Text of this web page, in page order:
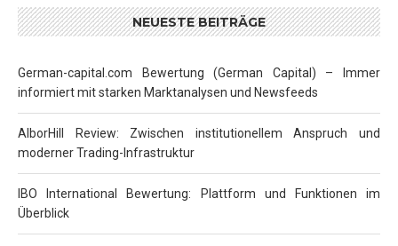
NEUESTE BEITRÄGE
German-capital.com Bewertung (German Capital) – Immer
informiert mit starken Marktanalysen und Newsfeeds
AlborHill Review: Zwischen institutionellem Anspruch und
moderner Trading-Infrastruktur
IBO International Bewertung: Plattform und Funktionen im
Überblick